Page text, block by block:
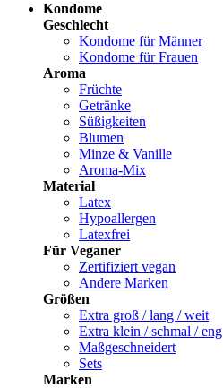
Kondome
Geschlecht
Kondome für Männer
Kondome für Frauen
Aroma
Früchte
Getränke
Süßigkeiten
Blumen
Minze & Vanille
Aroma-Mix
Material
Latex
Hypoallergen
Latexfrei
Für Veganer
Zertifiziert vegan
Andere Marken
Größen
Extra groß / lang / weit
Extra klein / schmal / eng
Maßgeschneidert
Sets
Marken